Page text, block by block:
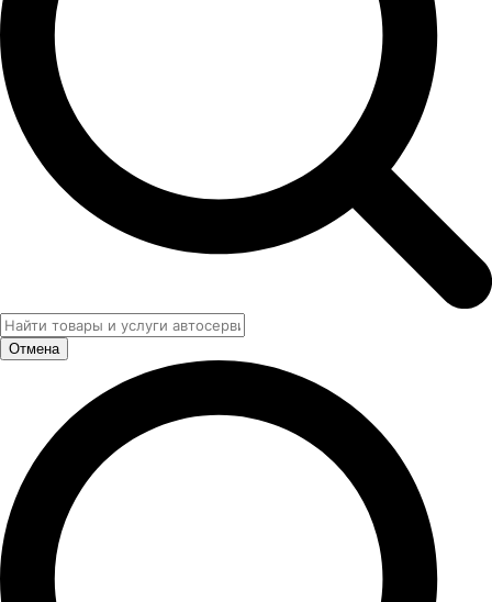
Отмена